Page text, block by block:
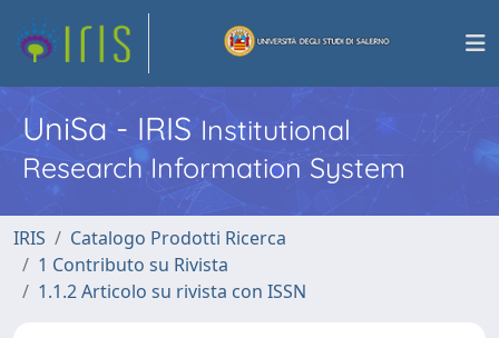
UniSa - IRISInstitutional
Research Information System
IRIS
Catalogo Prodotti Ricerca
1 Contributo su Rivista
1.1.2 Articolo su rivista con ISSN